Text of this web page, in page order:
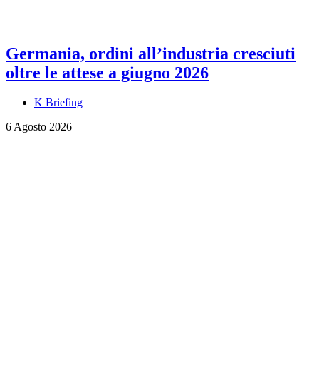
Germania, ordini all’industria cresciuti
oltre le attese a giugno 2026
K Briefing
6 Agosto 2026